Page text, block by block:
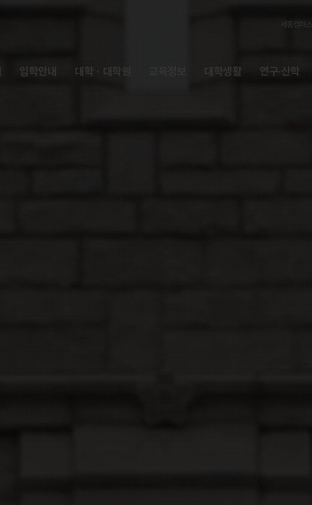
세종캠퍼스
입학안내 대학ㆍ대학원 대학생활 연구·산학